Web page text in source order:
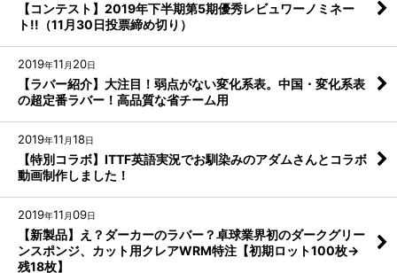
【コンテスト】2019年下半期第5期優秀レビュワーノミネー
ト!!（11月30日投票締め切り）
2019年11 月 20日
【ラバー紹介】大注目！弱点がない変化系表。中国・変化系表
の超定番ラバー！高品質な省チーム用
2019年11 月18日
【特別コラボ】ITTF英語実況でお馴染みのアダムさんとコラボ
動画制作しました！
2019年11 月09日
【新製品】え？ダーカーのラバー？卓球業界初のダークグリー
ンスポンジ、カット用クレアWRM特注【初期ロット100枚→
残18枚】